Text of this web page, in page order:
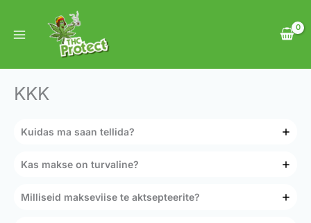
content
KKK
Kuidas ma saan tellida?
Kas makse on turvaline?
Milliseid makseviise te aktsepteerite?